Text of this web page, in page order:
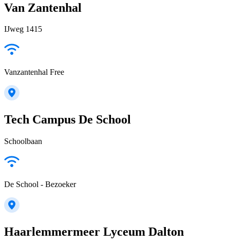
Van Zantenhal
IJweg 1415
Vanzantenhal Free
Tech Campus De School
Schoolbaan
De School - Bezoeker
Haarlemmermeer Lyceum Dalton